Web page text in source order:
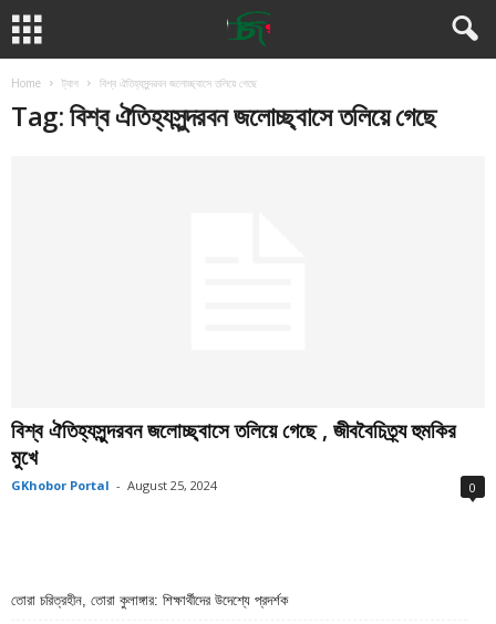
Home ট্যাগ বিশ্ব ঐতিহ্যসুন্দরবন জলোচ্ছ্বাসে তলিয়ে গেছে
Tag: বিশ্ব ঐতিহ্যসুন্দরবন জলোচ্ছ্বাসে তলিয়ে গেছে
বিশ্ব ঐতিহ্যসুন্দরবন জলোচ্ছ্বাসে তলিয়ে গেছে , জীববৈচিত্র্য হুমকির
মুখে
GKhobor Portal - August 25, 2024 0
তোরা চরিত্রহীন, তোরা কুলাঙ্গার: শিক্ষার্থীদের উদেশ্যে প্রদর্শক